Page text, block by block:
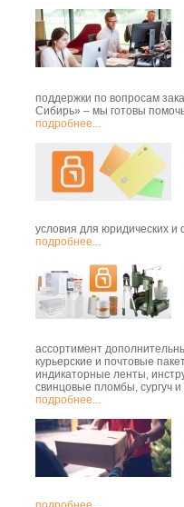
поддержки по вопросам
Сибирь» – мы готовы
подробнее...
условия для юридических и
подробнее...
ассортимент
курьерские и почтовые
индикаторные ленты,
свинцовые пломбы, сургуч
подробнее...